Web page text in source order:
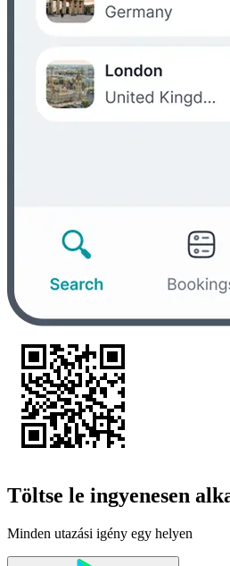
Töltse le ingyenesen
Minden utazási igény egy helyen